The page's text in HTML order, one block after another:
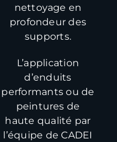
nettoyage en
profondeur des
supports.
L’application
d’enduits
performants ou de
peintures de
haute qualité par
l’équipe de CADEI